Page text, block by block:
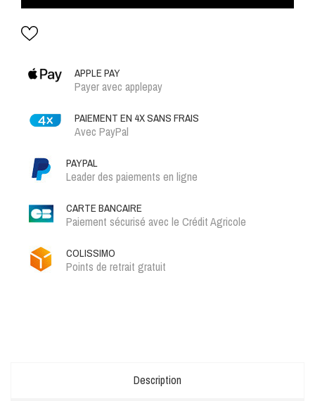
APPLE PAY
Payer avec applepay
PAIEMENT EN 4X SANS FRAIS
Avec PayPal
PAYPAL
Leader des paiements en ligne
CARTE BANCAIRE
Paiement sécurisé avec le Crédit Agricole
COLISSIMO
Points de retrait gratuit
Description